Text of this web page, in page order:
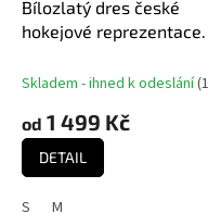
Bílozlatý dres české
hokejové reprezentace
2024 CCM Fandres
Skladem - ihned k odeslání(
od 1 499 Kč
DETAIL
S M